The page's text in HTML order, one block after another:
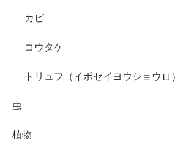
カビ
コウタケ
トリュフ（イボセイヨウショウロ
虫
植物